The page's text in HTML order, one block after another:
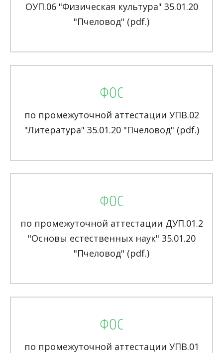
ОУП.06 "Физическая культура" 35.01.20
"Пчеловод" (pdf.)
ФОС
по промежуточной аттестации УПВ.02
"Литература" 35.01.20 "Пчеловод" (pdf.)
ФОС
по промежуточной аттестации ДУП.01.2
"Основы естественных наук" 35.01.20
"Пчеловод" (pdf.)
ФОС
по промежуточной аттестации УПВ.01